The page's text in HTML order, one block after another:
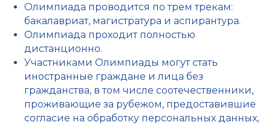
Олимпиада проводится по трем трекам:
бакалавриат, магистратура и аспирантура.
Олимпиада проходит полностью
дистанционно.
Участниками Олимпиады могут стать
иностранные граждане и лица без
гражданства, в том числе соотечественники,
проживающие за рубежом, предоставившие
согласие на обработку персональных данных,